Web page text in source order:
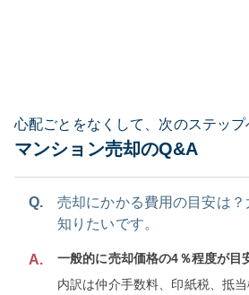
心配ごとをなくして、次のステップ
マンション売却のQ&A
Q.
売却にかかる費用の目安は？
知りたいです。
A.
一般的に売却価格の4％程度が目
内訳は仲介手数料、印紙税、抵